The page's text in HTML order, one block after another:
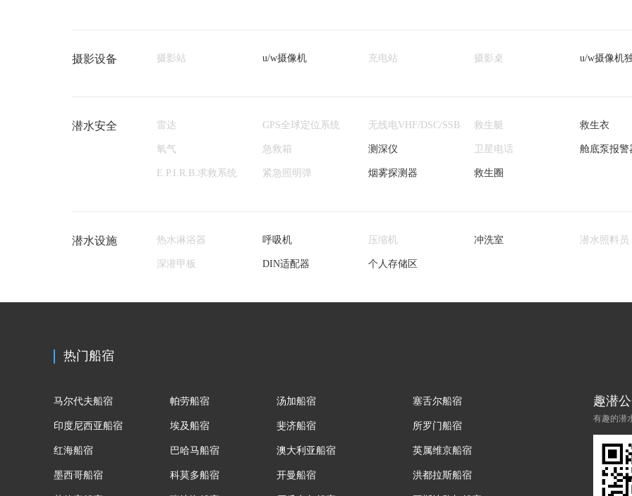
摄影设备 摄影站 u/w摄像机 充电站 摄影桌 u/w摄像机
潜水安全 雷达 GPS全球定位系统 无线电VHF/DSC/SSB 救生艇 救生衣
氧气 急救箱 测深仪 卫星电话 舱底泵报警
E.P.I.R.B.求救系统 紧急照明弹 烟雾探测器 救生圈
潜水设施 热水淋浴器 呼吸机 压缩机 冲洗室 潜水照料员
深潜甲板 DIN适配器 个人存储区
热门船宿
马尔代夫船宿
印度尼西亚船宿
红海船宿
墨西哥船宿
帕劳船宿
埃及船宿
巴哈马船宿
科莫多船宿
汤加船宿
斐济船宿
澳大利亚船宿
开曼船宿
塞舌尔船宿
所罗门船宿
英属维京船宿
洪都拉斯船宿
趣潜
有趣的潜